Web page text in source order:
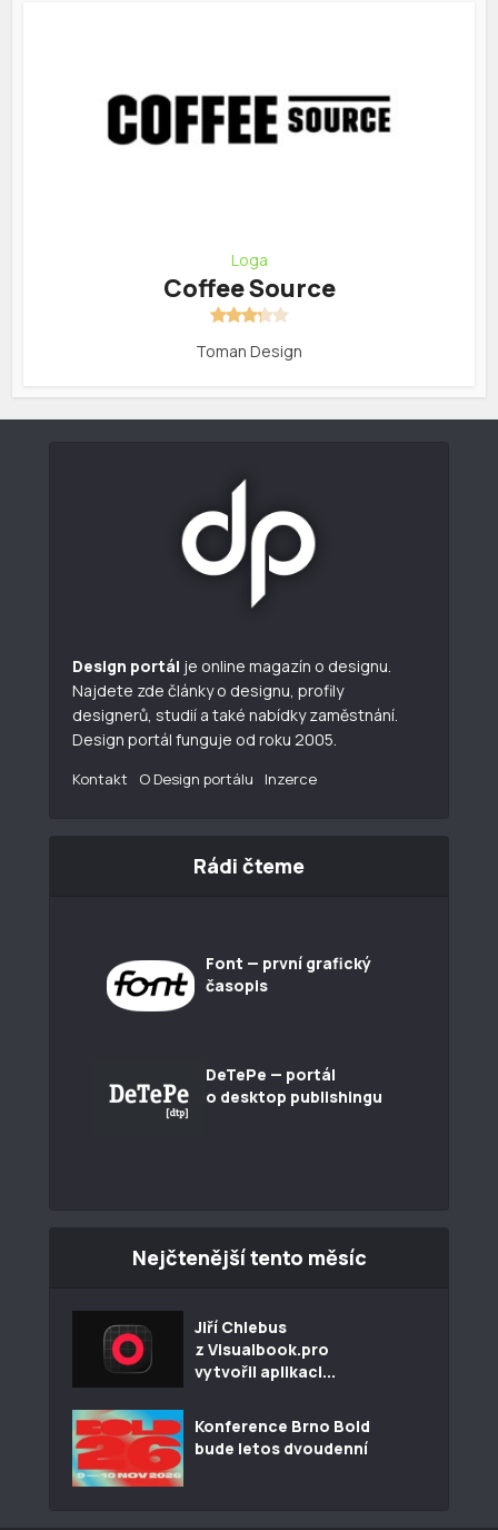
Loga
Coffee Source
Toman Design
Design portál je online magazín o designu.
Najdete zde články o designu, profily
designerů, studií a také nabídky zaměstnání.
Design portál funguje od roku 2005.
Kontakt O Design portálu Inzerce
Rádi čteme
Font — první grafický
časopis
DeTePe — portál
o desktop publishingu
Nejčtenější tento měsíc
Jiří Chlebus
z Visualbook.pro
vytvořil aplikaci...
Konference Brno Bold
bude letos dvoudenní